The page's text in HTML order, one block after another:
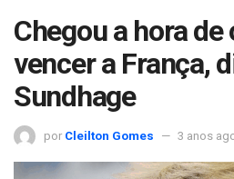
Chegou a hora de
vencer a França,
Sundhage
por Cleilton Gomes 3 anos